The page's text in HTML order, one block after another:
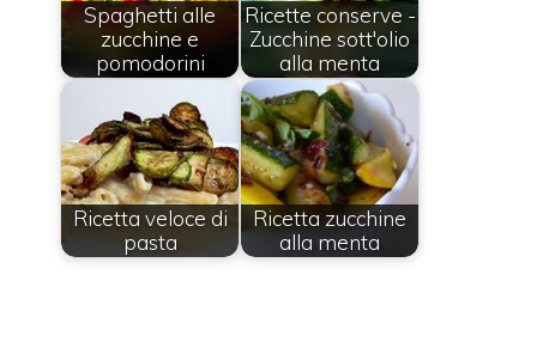
Spaghetti alle
zucchine e
pomodorini
Ricette conserve -
Zucchine sott'olio
alla menta
Ricetta veloce di
pasta
Ricetta zucchine
alla menta